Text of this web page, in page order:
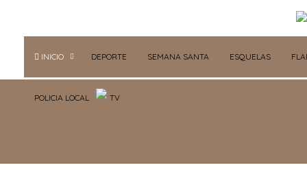
INICIO DEPORTE SEMANA SANTA ESQUELAS
POLICIA LOCAL TV